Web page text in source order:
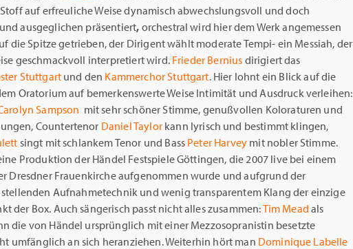
auf erfreuliche Weise dynamisch abwechslungsvoll und doch
ausgeglichen präsentiert, orchestral wird hier dem Werk angemessen
die Spitze getrieben, der Dirigent wählt moderate Tempi- ein Messiah, der
geschmackvoll interpretiert wird.Frieder Bernius dirigiert das
Stuttgart und den Kammerchor Stuttgart. Hier lohnt ein Blick auf die
Oratorium auf bemerkenswerte Weise Intimität und Ausdruck verleihen:
Sampson mit sehr schöner Stimme, genußvollen Koloraturen und
Countertenor Daniel Taylorkann lyrisch und bestimmt klingen,
singt mit schlankem Tenor und Bass Peter Harvey mit nobler Stimme.
Produktion der Händel Festspiele Göttingen, die 2007 live bei einem
Dresdner Frauenkirche aufgenommen wurde und aufgrund der
Aufnahmetechnik und wenig transparentem Klang der einzige
der Box. Auch sängerisch passt nicht alles zusammen:Tim Meadals
die von Händel ursprünglich mit einer Mezzosopranistin besetzte
umfänglich an sich heranziehen. Weiterhin hört man Dominique Labelle